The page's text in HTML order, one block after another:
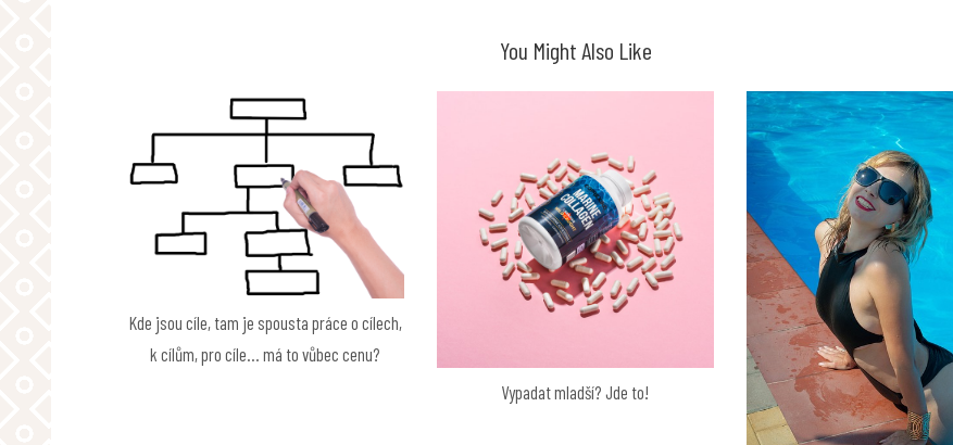
You Might Also Like
Kde jsou cíle, tam je spousta práce o cílech,
k cílům, pro cíle… má to vůbec cenu?
Vypadat mladší? Jde to!